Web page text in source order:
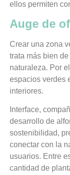
ellos permiten
Auge de
Crear una zona
trata más bien
naturaleza. Por
espacios verdes
interiores.
Interface,
desarrollo de
sostenibilidad,
conectar con la
usuarios. Entre
cantidad de